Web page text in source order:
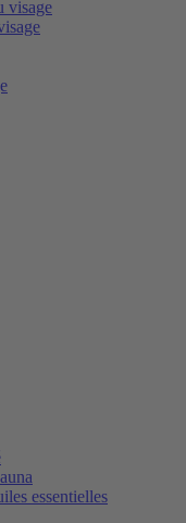
visage
essentielles